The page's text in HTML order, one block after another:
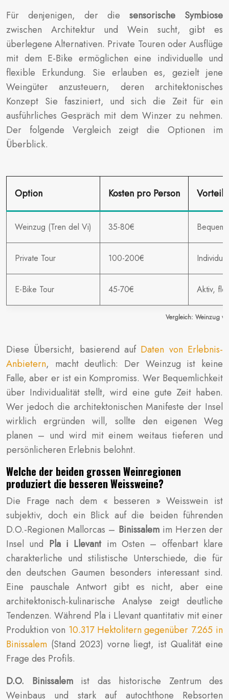
Für denjenigen, der die sensorische Symbiose
zwischen Architektur und Wein sucht, gibt es
überlegene Alternativen. Private Touren oder Ausflüge
mit dem E-Bike ermöglichen eine individuelle und
flexible Erkundung. Sie erlauben es, gezielt jene
Weingüter anzusteuern, deren architektonisches
Konzept Sie fasziniert, und sich die Zeit für ein
ausführliches Gespräch mit dem Winzer zu nehmen.
Der folgende Vergleich zeigt die Optionen im
Überblick.
Vergleich: Weinzug
Option Kosten pro Person Vorteile
Weinzug (Tren del Vi) 35-80€
Private Tour 100-200€
E-Bike Tour 45-70€ Aktiv,
Diese Übersicht, basierend auf Daten von Erlebnis-
Anbietern, macht deutlich: Der Weinzug ist keine
Falle, aber er ist ein Kompromiss. Wer Bequemlichkeit
über Individualität stellt, wird eine gute Zeit haben.
Wer jedoch die architektonischen Manifeste der Insel
wirklich ergründen will, sollte den eigenen Weg
planen – und wird mit einem weitaus tieferen und
persönlicheren Erlebnis belohnt.
Welche der beiden grossen Weinregionen
produziert die besseren Weissweine?
Die Frage nach dem « besseren » Weisswein ist
subjektiv, doch ein Blick auf die beiden führenden
D.O.-Regionen Mallorcas – Binissalemim Herzen der
Insel und Pla i Llevantim Osten – offenbart klare
charakterliche und stilistische Unterschiede, die für
den deutschen Gaumen besonders interessant sind.
Eine pauschale Antwort gibt es nicht, aber eine
architektonisch-kulinarische Analyse zeigt deutliche
Tendenzen. Während Pla i Llevant quantitativ mit einer
Produktion von 10.317 Hektolitern gegenüber 7.265 in
Binissalem (Stand 2023) vorne liegt, ist Qualität eine
Frage des Profils.
D.O. Binissalemist das historische Zentrum des
Weinbaus und stark auf autochthone Rebsorten